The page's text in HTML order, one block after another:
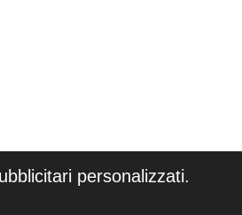
personalizzati.